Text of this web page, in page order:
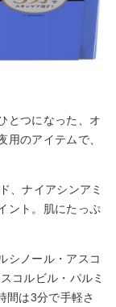
とつになった、オ
用のアイテムで、
、ナイアシンアミ
ント。肌にたっぷ
シノール・アスコ
コルビル・パルミ
間は3分で手軽さ